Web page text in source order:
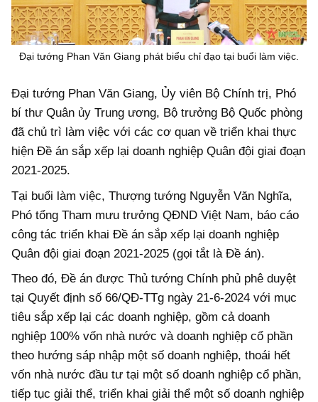
Đại tướng Phan Văn Giang phát biểu chỉ đạo tại buổi làm việc.
Đại tướng Phan Văn Giang, Ủy viên Bộ Chính trị, Phó
bí thư Quân ủy Trung ương, Bộ trưởng Bộ Quốc phòng
đã chủ trì làm việc với các cơ quan về triển khai thực
hiện Đề án sắp xếp lại doanh nghiệp Quân đội giai đoạn
2021-2025.
Tại buổi làm việc, Thượng tướng Nguyễn Văn Nghĩa,
Phó tổng Tham mưu trưởng QĐND Việt Nam, báo cáo
công tác triển khai Đề án sắp xếp lại doanh nghiệp
Quân đội giai đoạn 2021-2025 (gọi tắt là Đề án).
Theo đó, Đề án được Thủ tướng Chính phủ phê duyệt
tại Quyết định số 66/QĐ-TTg ngày 21-6-2024 với mục
tiêu sắp xếp lại các doanh nghiệp, gồm cả doanh
nghiệp 100% vốn nhà nước và doanh nghiệp cổ phần
theo hướng sáp nhập một số doanh nghiệp, thoái hết
vốn nhà nước đầu tư tại một số doanh nghiệp cổ phần,
tiếp tục giải thể, triển khai giải thể một số doanh nghiệp